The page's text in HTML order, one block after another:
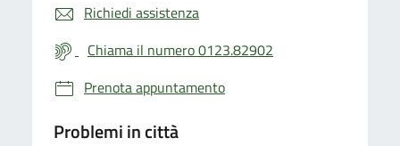
Richiedi assistenza
Chiama il numero 0123.82902
Prenota appuntamento
Problemi in città